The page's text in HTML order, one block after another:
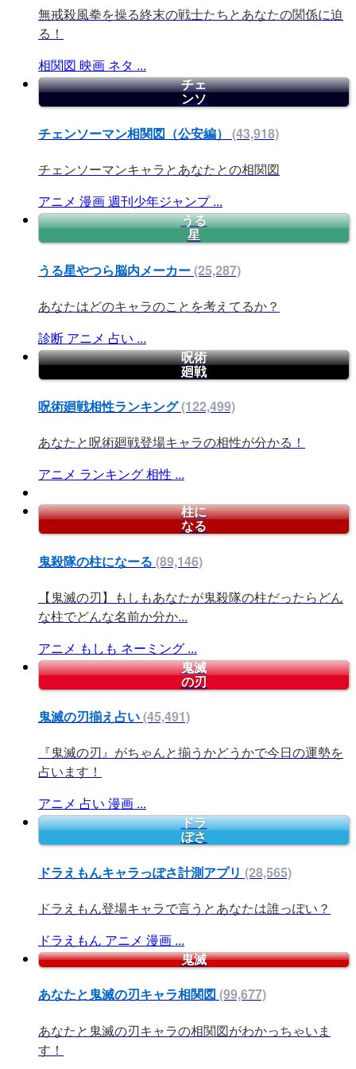
無戒殺風拳を操る終末の戦士たちとあなたの関係に迫
る！
相関図 映画 ネタ ...
チェ
ンソ
チェンソーマン相関図（公安編） (43,918)
チェンソーマンキャラとあなたとの相関図
アニメ 漫画週刊少年ジャンプ ...
うる
星
うる星やつら脳内メーカー(25,287)
あなたはどのキャラのことを考えてるか？
診断 アニメ 占い ...
呪術
廻戦
呪術廻戦相性ランキング(122,499)
あなたと呪術廻戦登場キャラの相性が分かる！
アニメ ランキング相性 ...
柱に
なる
鬼殺隊の柱になーる (89,146)
【鬼滅の刃】もしもあなたが鬼殺隊の柱だったらどん
な柱でどんな名前か分か...
アニメ もしも ネーミング ...
鬼滅
の刃
鬼滅の刃揃え占い(45,491)
『鬼滅の刃』がちゃんと揃うかどうかで今日の運勢を
占います！
アニメ 占い 漫画 ...
ドラ
ぽさ
ドラえもんキャラっぽさ計測アプリ (28,565)
ドラえもん登場キャラで言うとあなたは誰っぽい？
ドラえもん アニメ 漫画 ...
鬼滅
あなたと鬼滅の刃キャラ相関図 (99,677)
あなたと鬼滅の刃キャラの相関図がわかっちゃいま
す！